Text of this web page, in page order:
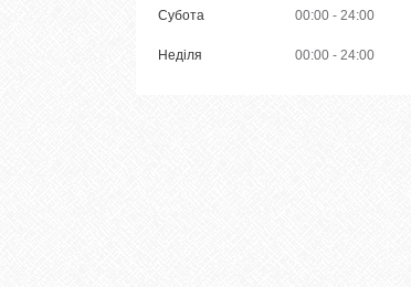
Субота 00:00 24:00
Неділя 00:00 24:00